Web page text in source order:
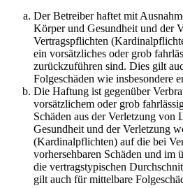
Der Betreiber haftet mit
Körper und Gesundheit und der
Vertragspflichten
ein vorsätzliches oder grob
zurückzuführen sind. Dies gilt
Folgeschäden wie insbesondere
Die Haftung ist gegenüber
vorsätzlichem oder grob
Schäden aus der Verletzung von
Gesundheit und der Verletzung
(Kardinalpflichten) auf die bei
vorhersehbaren Schäden und im
die vertragstypischen
gilt auch für mittelbare